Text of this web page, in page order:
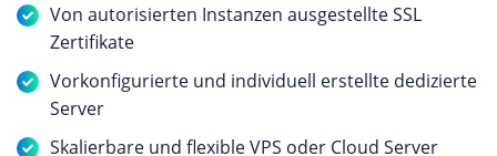
Von autorisierten Instanzen ausgestellte SSL
Zertifikate
Vorkonfigurierte und individuell erstellte dedizierte
Server
Skalierbare und flexible VPS oder Cloud Server